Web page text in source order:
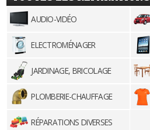
AUDIO-VIDÉO
ELECTROMÉNAGER
JARDINAGE, BRICOLAGE
PLOMBERIE-CHAUFFAGE
RÉPARATIONS DIVERSES